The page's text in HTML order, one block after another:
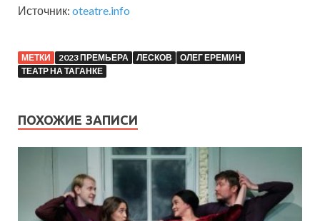
Источник: oteatre.info
МЕТКИ 2023 ПРЕМЬЕРА ЛЕСКОВ
ОЛЕГ ЕРЕМИН
ТЕАТР НА ТАГАНКЕ
ПОХОЖИЕ ЗАПИСИ